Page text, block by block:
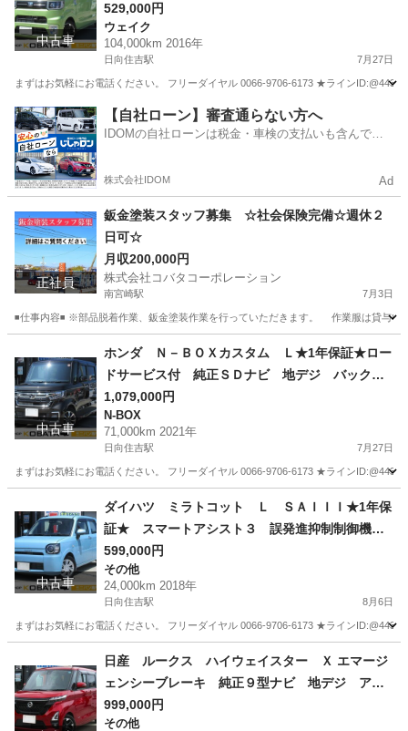
中古車
純正８型ナビ 地デジ バックカメラ Ｂｌｕｅ
ｔｏｏｔｈ ＨＤＭＩ接続可 両側パワースライ
ド ＥＴＣ アイドリングストップ スマートキ
529,000円
ウェイク
104,000km 2016年
日向住吉駅 7月27日
まずはお気軽にお電話ください。 フリーダイヤル 0066-9706-6173 ★ライン
宮崎 宮崎市 日向住吉駅 ウェイク HDMI
【自社ローン】審査通らない方へ
IDOMの自社ローンは税金・車検の支払いも含んでい
株式会社IDOM Ad
正社員
鈑金塗装スタッフ募集 ☆社会保険完備☆週休２
日可☆
月収200,000円
株式会社コバタコーポレーション
南宮崎駅 7月3日
◾️仕事内容◾️ ※部品脱着作業、鈑金塗装作業を行っていただきます。 作業服は貸与
南宮崎駅 その他
中古車
ホンダ Ｎ－ＢＯＸカスタム Ｌ★1年保証★ロー
ドサービス付 純正ＳＤナビ 地デジ バックカ
メラ Ｂｌｕｅｔｏｏｔｈ 両側パワースライ
ド アダプティブクルコン シートヒーター Ｅ
ＴＣ スマートキー Ｒコーナーセンサー オー
1,079,000円
N-BOX
71,000km 2021年
日向住吉駅 7月27日
まずはお気軽にお電話ください。 フリーダイヤル 0066-9706-6173 ★ライン
日向住吉駅 N-BOX Bluetooth
中古車
ダイハツ ミラトコット Ｌ ＳＡＩＩＩ★1年保
証★ スマートアシスト３ 誤発進抑制制御機
能 純正オーディオ アイドリングストップ オ
ートハイビーム ＬＥＤヘッド キーレス コー
ナーセンサー
599,000円
その他
24,000km 2018年
日向住吉駅 8月6日
まずはお気軽にお電話ください。 フリーダイヤル 0066-9706-6173 ★ライン
日向住吉駅 ハイビーム
日産 ルークス ハイウェイスター Ｘ エマージ
ェンシーブレーキ 純正９型ナビ 地デジ アラ
ウンドビューモニター Ｂｌｕｅｔｏｏｔｈ 両
側電動ドア アイストップ ＥＴＣ インテリキ
999,000円
その他